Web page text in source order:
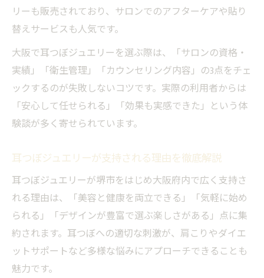
リーも販売されており、サロンでのアフターケアや貼り
替えサービスも人気です。
大阪で耳つぼジュエリーを選ぶ際は、「サロンの資格・
実績」「衛生管理」「カウンセリング内容」の3点をチェ
ックするのが失敗しないコツです。実際の利用者からは
「安心して任せられる」「効果も実感できた」という体
験談が多く寄せられています。
耳つぼジュエリーが支持される理由を徹底解説
耳つぼジュエリーが堺市をはじめ大阪府内で広く支持さ
れる理由は、「美容と健康を両立できる」「気軽に始め
られる」「デザインが豊富で選ぶ楽しさがある」点に集
約されます。耳つぼへの適切な刺激が、肩こりやダイエ
ットサポートなど多様な悩みにアプローチできることも
魅力です。